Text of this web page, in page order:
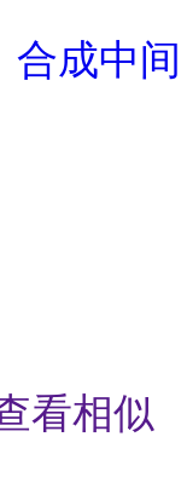
合成中间
看相似